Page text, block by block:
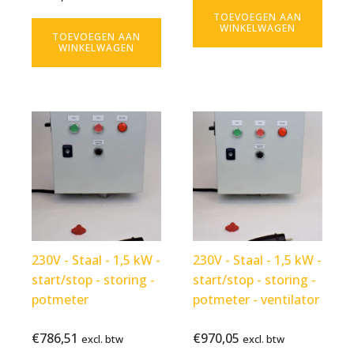
product
TOEVOEGEN AAN
WINKELWAGEN
TOEVOEGEN AAN
WINKELWAGEN
230V - Staal - 1,5 kW -
start/stop - storing -
potmeter
excl. btw
Bekijk
€786,51 excl. btw
230V - Staal - 1,5 kW -
start/stop - storing -
potmeter - ventilator
excl. btw
Bekijk
€970,05 excl. btw